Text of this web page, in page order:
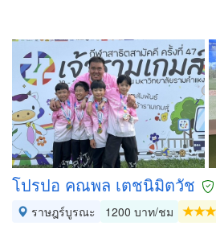
โปรปอ คณพล เตชนิมิตวัช
ราษฎร์บูรณะ 1200 บาท/ชม